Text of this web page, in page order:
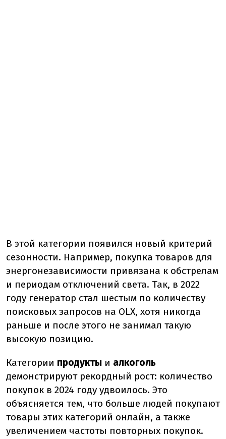
В этой категории появился новый критерий
сезонности. Например, покупка товаров для
энергонезависимости привязана к обстрелам
и периодам отключений света. Так, в 2022
году генератор стал шестым по количеству
поисковых запросов на OLX, хотя никогда
раньше и после этого не занимал такую
высокую позицию.
Категории продукты и алкоголь
демонстрируют рекордный рост: количество
покупок в 2024 году удвоилось. Это
объясняется тем, что больше людей покупают
товары этих категорий онлайн, а также
увеличением частоты повторных покупок.